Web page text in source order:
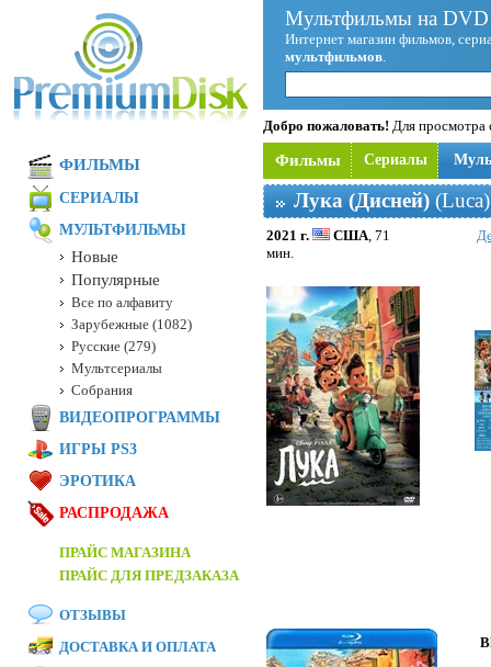
Мультфильмы на
Интернет магазин фильмов,
мультфильмов.
Добро пожаловать! Для просмотра
Фильмы Сериалы
Лука (Дисней)
2021 г. США, 71
мин.
ФИЛЬМЫ
СЕРИАЛЫ
МУЛЬТФИЛЬМЫ
Новые
Популярные
Все по алфавиту
Зарубежные (1082)
Русские (279)
Мультсериалы
Собрания
ВИДЕОПРОГРАММЫ
ИГРЫ PS3
ЭРОТИКА
РАСПРОДАЖА
ПРАЙС МАГАЗИНА
ПРАЙС ДЛЯ ПРЕДЗАКАЗА
ОТЗЫВЫ
ДОСТАВКА И ОПЛАТА